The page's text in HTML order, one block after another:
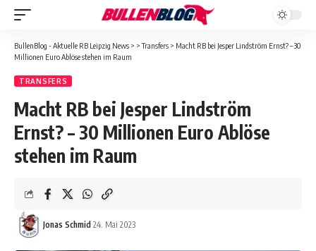
BullenBlog - Aktuelle RB Leipzig News > >Transfers > Macht RB bei Jesper Lindström Ernst? – 30
Millionen Euro Ablöse stehen im Raum
TRANSFERS
Macht RB bei Jesper Lindström
Ernst? – 30 Millionen Euro Ablöse
stehen im Raum
Jonas Schmid 24. Mai 2023